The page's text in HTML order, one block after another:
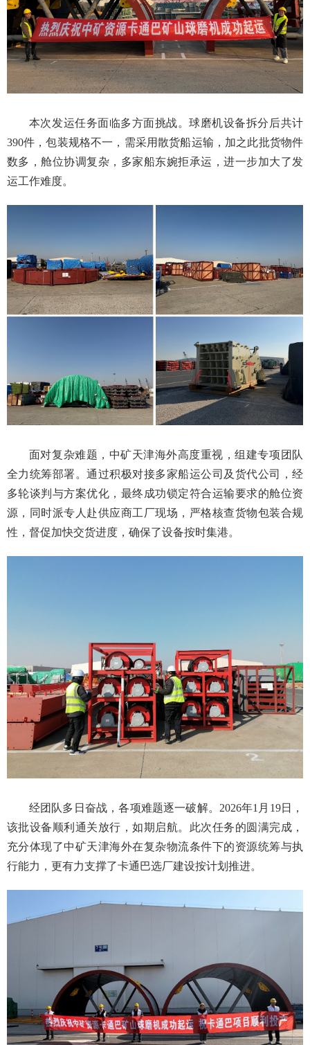
本次发运任务面临多方面挑战。球磨机设备拆分后共计
390件，包装规格不一，需采用散货船运输，加之此批货物件
数多，舱位协调复杂，多家船东婉拒承运，进一步加大了发
运工作难度。
面对复杂难题，中矿天津海外高度重视，组建专项团队
全力统筹部署。通过积极对接多家船运公司及货代公司，经
多轮谈判与方案优化，最终成功锁定符合运输要求的舱位资
源，同时派专人赴供应商工厂现场，严格核查货物包装合规
性，督促加快交货进度，确保了设备按时集港。
经团队多日奋战，各项难题逐一破解。2026年1月19日，
该批设备顺利通关放行，如期启航。此次任务的圆满完成，
充分体现了中矿天津海外在复杂物流条件下的资源统筹与执
行能力，更有力支撑了卡通巴选厂建设按计划推进。